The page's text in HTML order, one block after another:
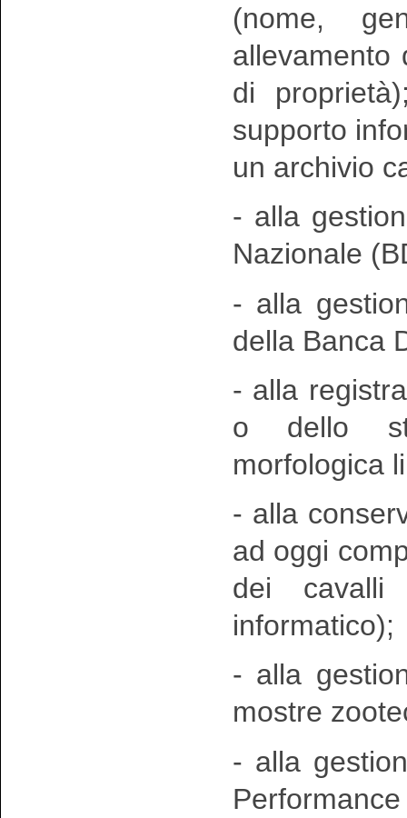
(nome,
allevamento
di
supporto
un archivio
- alla
Nazionale
- alla
della Banca
- alla
o dello
morfologica
- alla
ad oggi
dei cavalli
informatico);
- alla
mostre
- alla